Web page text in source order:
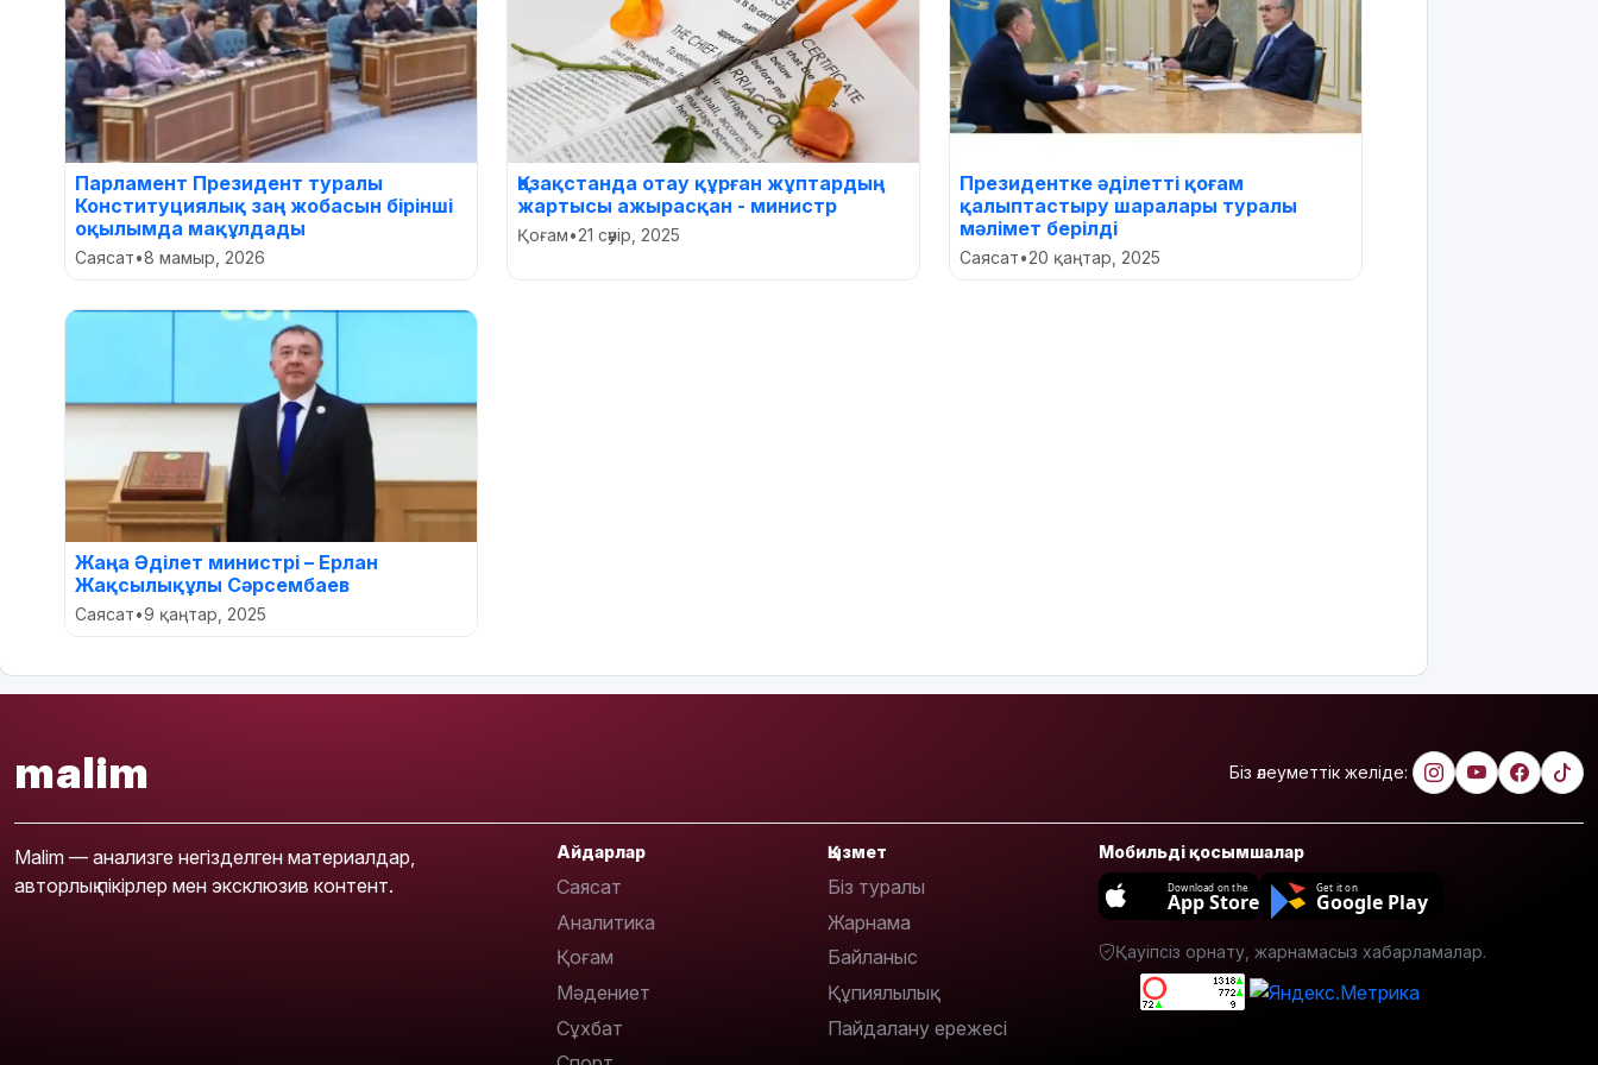
Парламент Президент туралы
Конституциялық заң жобасын бірінші
оқылымда мақұлдады
Саясат•8 мамыр, 2026
Қазақстанда отау құрған жұптардың
жартысы ажырасқан - министр
Қоғам•21 сәуір, 2025
Президентке әділетті қоғам
қалыптастыру шаралары туралы
мәлімет берілді
Саясат•20 қаңтар, 2025
Жаңа Әділет министрі – Ерлан
Жақсылықұлы Сәрсембаев
Саясат•9 қаңтар, 2025
malim Біз әлеуметтік желіде:
Malim — анализге негізделген материалдар,
авторлық пікірлер мен эксклюзив контент.
Айдарлар
Саясат
Аналитика
Қоғам
Мәдениет
Сұхбат
Қызмет
Біз туралы
Жарнама
Байланыс
Құпиялылық
Пайдалану ережесі
Мобильді қосымшалар
Download on the
App Store
Get it on
Google Play
Қауіпсіз орнату, жарнамасыз хабарламалар.